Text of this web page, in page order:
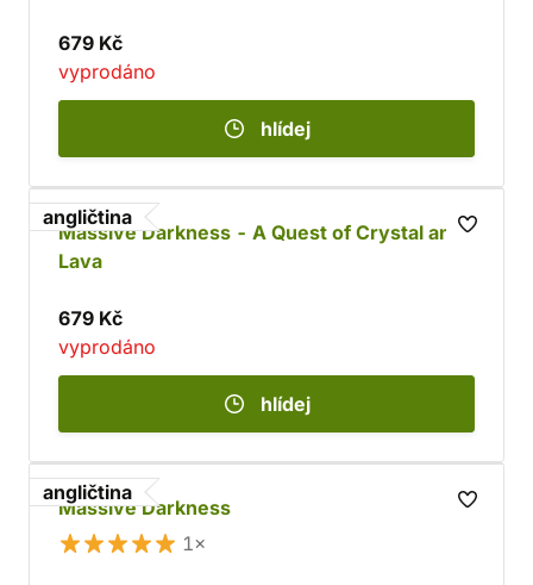
679 Kč
vyprodáno
hlídej
angličtina
Massive Darkness - A Quest of Crystal and
Lava
679 Kč
vyprodáno
hlídej
angličtina
Massive Darkness
1×